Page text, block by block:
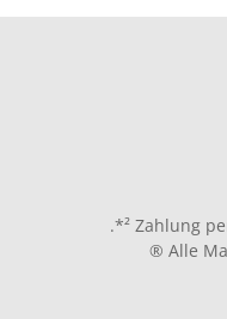
.*² Zahlung
® Alle